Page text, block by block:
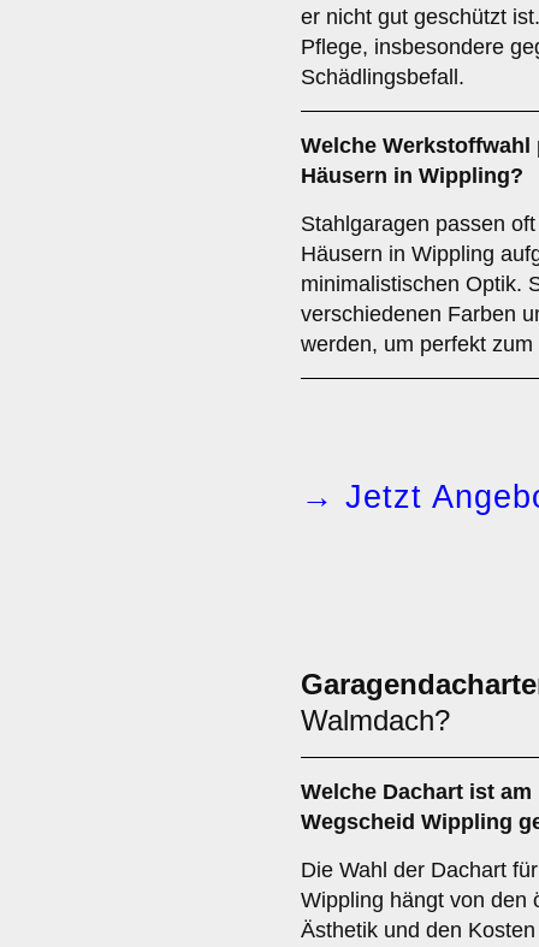
er nicht gut geschützt
Pflege, insbesondere
Schädlingsbefall.
Welche Werkstoffwahl
Häusern in Wippling?
Stahlgaragen passen
Häusern in Wippling
minimalistischen Optik.
verschiedenen Farben
werden, um perfekt
→ Jetzt
Walmdach?
Welche Dachart ist am
Wegscheid Wippling
Die Wahl der Dachart
Wippling hängt von den
Ästhetik und den